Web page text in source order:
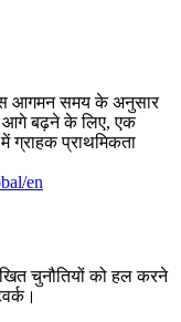
आगमन समय के अनुसार
आगे बढ़ने के लिए, एक
ग्राहक प्राथमिकता
en
चुनौतियों को हल करने